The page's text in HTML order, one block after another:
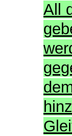
All